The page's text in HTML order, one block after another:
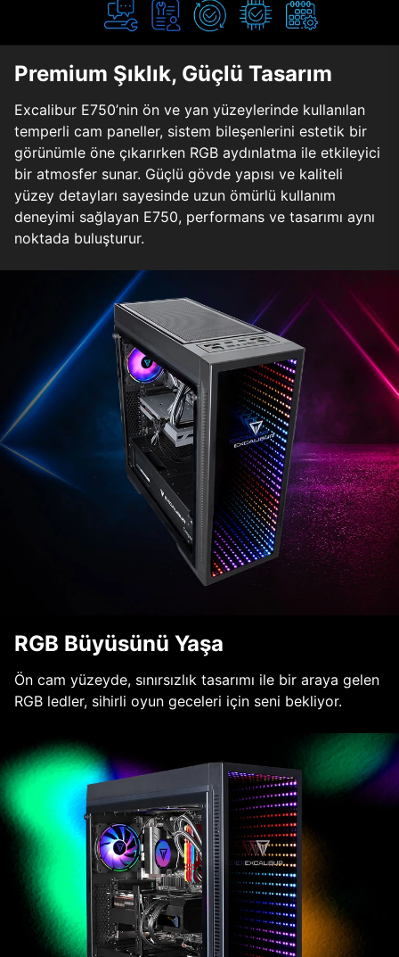
Premium Şıklık, Güçlü Tasarım
Excalibur E750’nin ön ve yan yüzeylerinde kullanılan
temperli cam paneller, sistem bileşenlerini estetik bir
görünümle öne çıkarırken RGB aydınlatma ile etkileyici
bir atmosfer sunar. Güçlü gövde yapısı ve kaliteli
yüzey detayları sayesinde uzun ömürlü kullanım
deneyimi sağlayan E750, performans ve tasarımı aynı
noktada buluşturur.
RGB Büyüsünü Yaşa
Ön cam yüzeyde, sınırsızlık tasarımı ile bir araya gelen
RGB ledler, sihirli oyun geceleri için seni bekliyor.